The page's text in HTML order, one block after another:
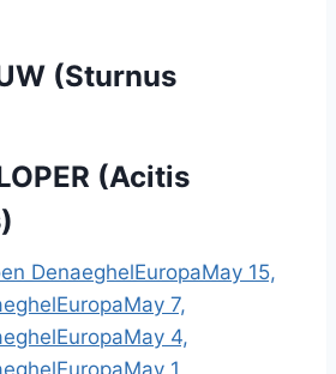
(Sturnus
(Acitis
DenaeghelEuropaMay 15,
EuropaMay 7,
EuropaMay 4,
EuropaMay 1,